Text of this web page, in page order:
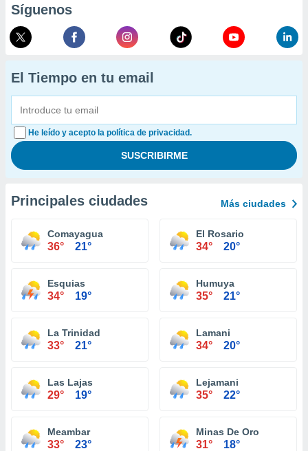
Síguenos
El Tiempo en tu email
He leído y acepto la política de privacidad.
Principales ciudades Más ciudades
Comayagua
36° 21°
El Rosario
34° 20°
Esquias
34° 19°
Humuya
35° 21°
La Trinidad
33° 21°
Lamani
34° 20°
Las Lajas
29° 19°
Lejamani
35° 22°
Meambar
33° 23°
Minas De Oro
31° 18°